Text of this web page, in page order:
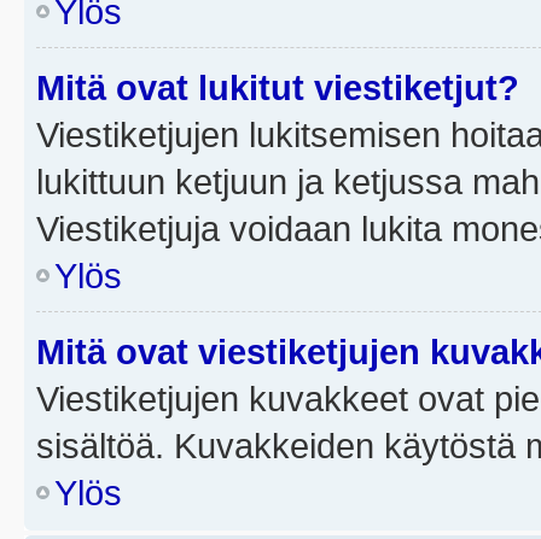
Ylös
Mitä ovat lukitut viestiketjut?
Viestiketjujen lukitsemisen
lukittuun ketjuun ja ketjussa
Viestiketjuja voidaan lukita
Ylös
Mitä ovat viestiketjujen
Viestiketjujen kuvakkeet ovat
sisältöä. Kuvakkeiden käytöstä
Ylös